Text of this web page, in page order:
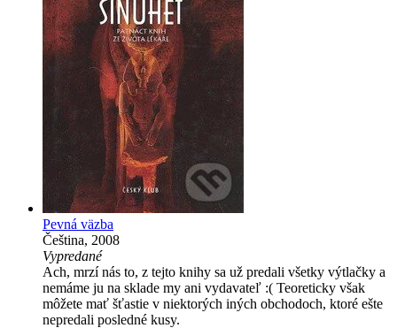
Pevná väzba
Čeština, 2008
Vypredané
Ach, mrzí nás to, z tejto knihy sa už predali všetky výtlačky a
nemáme ju na sklade my ani vydavateľ :( Teoreticky však
môžete mať šťastie v niektorých iných obchodoch, ktoré ešte
nepredali posledné kusy.